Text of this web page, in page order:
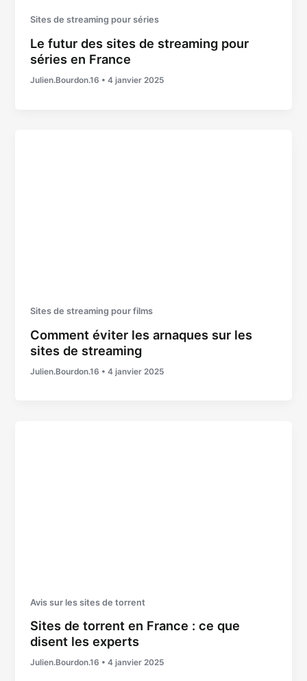
Sites de streaming pour séries
Le futur des sites de streaming pour
séries en France
Julien.Bourdon.16 •4 janvier 2025
Sites de streaming pour films
Comment éviter les arnaques sur les
sites de streaming
Julien.Bourdon.16 •4 janvier 2025
Avis sur les sites de torrent
Sites de torrent en France : ce que
disent les experts
Julien.Bourdon.16 •4 janvier 2025